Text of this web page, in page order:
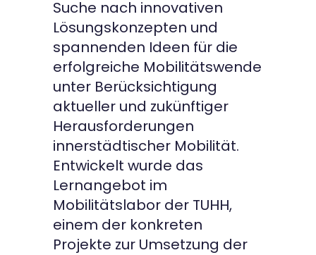
Suche nach innovativen
Lösungskonzepten und
spannenden Ideen für die
erfolgreiche Mobilitätswende
unter Berücksichtigung
aktueller und zukünftiger
Herausforderungen
innerstädtischer Mobilität.
Entwickelt wurde das
Lernangebot im
Mobilitätslabor der TUHH,
einem der konkreten
Projekte zur Umsetzung der